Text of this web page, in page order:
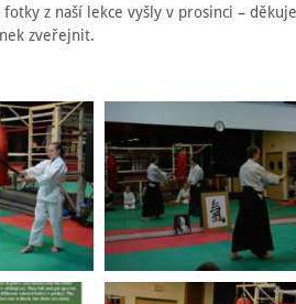
fotky z naší lekce vyšly v prosinci –
zveřejnit.